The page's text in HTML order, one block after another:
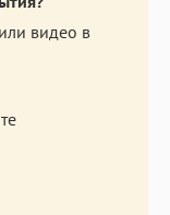
видео в